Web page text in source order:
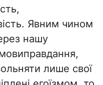
Явним чином
нашу
лише свої